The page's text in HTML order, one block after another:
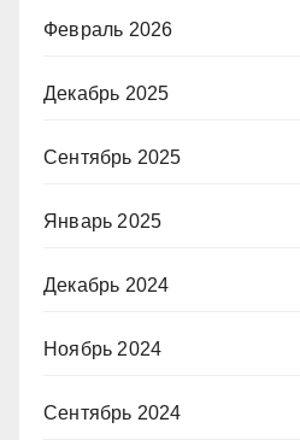
Февраль 2026
Декабрь 2025
Сентябрь 2025
Январь 2025
Декабрь 2024
Ноябрь 2024
Сентябрь 2024